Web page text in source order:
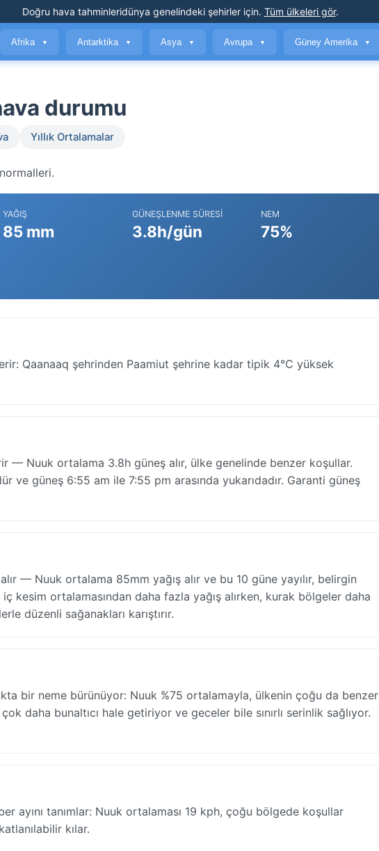
Doğru hava tahminleridünya genelindeki şehirler için. Tüm ülkeleri gör.
Afrika ▼ Antarktika ▼ Asya ▼ Avrupa ▼ Güney Amerika ▼
durumu
Yıllık Ortalamalar
YAĞIŞ
85 mm
GÜNEŞLENME SÜRESI
3.8h/gün
NEM
75%
Qaanaaq şehrinden Paamiut şehrine kadar tipik 4°C yüksek
— Nuuk ortalama 3.8h güneş alır, ülke genelinde benzer koşullar.
ve güneş 6:55 am ile 7:55 pm arasında yukarıdadır. Garanti güneş
— Nuuk ortalama 85mm yağış alır ve bu 10 güne yayılır, belirgin
iç kesim ortalamasından daha fazla yağış alırken, kurak bölgeler daha
düzenli sağanakları karıştırır.
bir neme bürünüyor: Nuuk %75 ortalamayla, ülkenin çoğu da benzer
daha bunaltıcı hale getiriyor ve geceler bile sınırlı serinlik sağlıyor.
ayını tanımlar: Nuuk ortalaması 19 kph, çoğu bölgede koşullar
kılar.